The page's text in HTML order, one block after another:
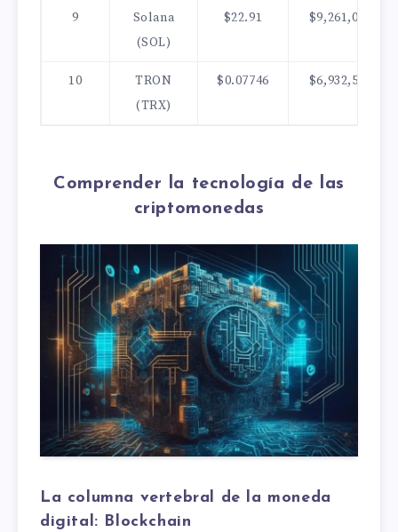
9
Solana
(SOL)
$22.91 $9,261,016,445
10
TRON
(TRX)
$0.07746 $6,932,510,983
Comprender la tecnología de las
criptomonedas
La columna vertebral de la moneda
digital: Blockchain